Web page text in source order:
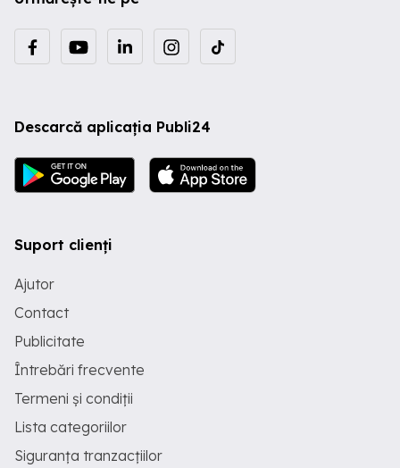
Descarcă aplicația Publi24
Suport clienți
Ajutor
Contact
Publicitate
Întrebări frecvente
Termeni și condiții
Lista categoriilor
Siguranța tranzacțiilor